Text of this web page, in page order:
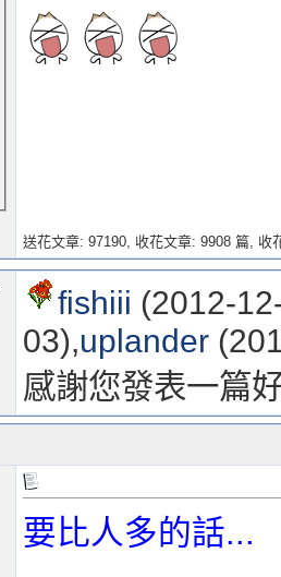
送花文章: 97190, 收花文章: 9908 篇, 收
fishiii (2012-
03),uplander
感謝您發表一篇
要比人多的話...